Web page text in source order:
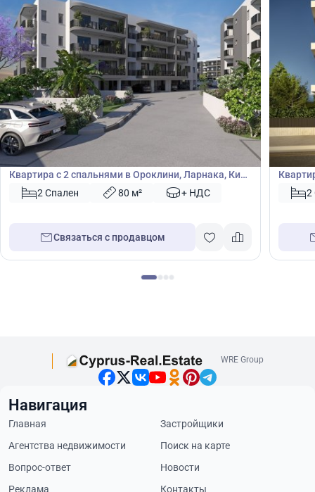
€210 000
Квартира
Квартира с 2 спальнями в Ороклини, Ларнака, Кипр
№ 433252 Спален 80 м² + НДС
Связаться с продавцом
€210
474202
WRE Group
Навигация
Главная
Застройщики
Агентства недвижимости
Поиск на карте
Вопрос-ответ
Новости
Реклама
Контакты